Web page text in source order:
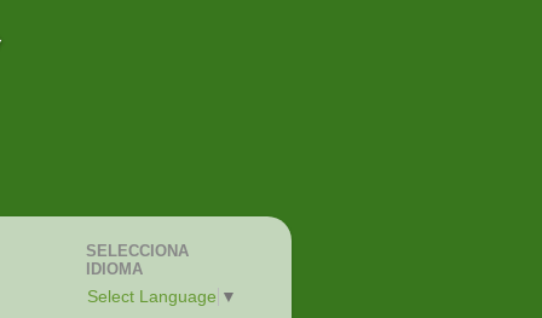
SELECCIONA
IDIOMA
Select Language ▼